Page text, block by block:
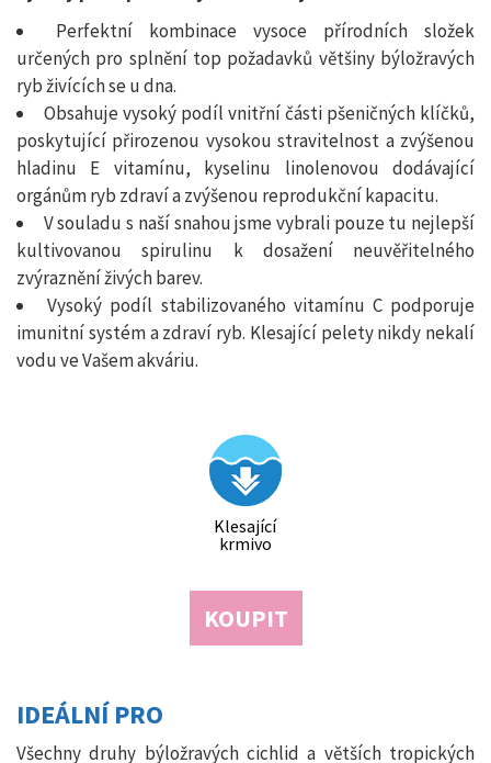
Perfektní kombinace vysoce přírodních složek
určených pro splnění top požadavků většiny býložravých
ryb živících se u dna.
Obsahuje vysoký podíl vnitřní části pšeničných klíčků,
poskytující přirozenou vysokou stravitelnost a zvýšenou
hladinu E vitamínu, kyselinu linolenovou dodávající
orgánům ryb zdraví a zvýšenou reprodukční kapacitu.
V souladu s naší snahou jsme vybrali pouze tu nejlepší
kultivovanou spirulinu k dosažení neuvěřitelného
zvýraznění živých barev.
Vysoký podíl stabilizovaného vitamínu C podporuje
imunitní systém a zdraví ryb. Klesající pelety nikdy nekalí
vodu ve Vašem akváriu.
Klesající
krmivo
KOUPIT
IDEÁLNÍ PRO
Všechny druhy býložravých cichlid a větších tropických